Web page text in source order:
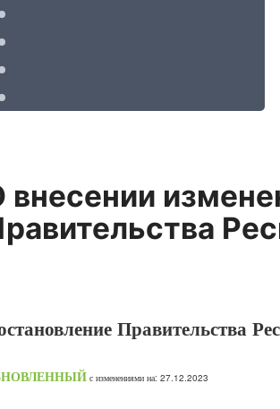
внесении
Правительства
с изменениями на: 27.12.2023